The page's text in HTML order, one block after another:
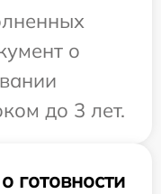
о
до 3 лет.
готовности